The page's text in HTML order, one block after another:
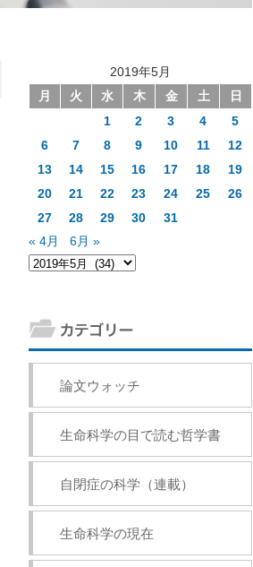
2019年5月
月
火 水 木 金 土
日
1
2 3 4
5
6
7 8 9 10 11
12
13
14 15 16 17 18
19
20
21 22 23 24 25
26
27
28 29 30
31
« 4月
6月 »
論文ウォッチ
生命科学の目で読む哲学書
自閉症の科学（連載）
生命科学の現在